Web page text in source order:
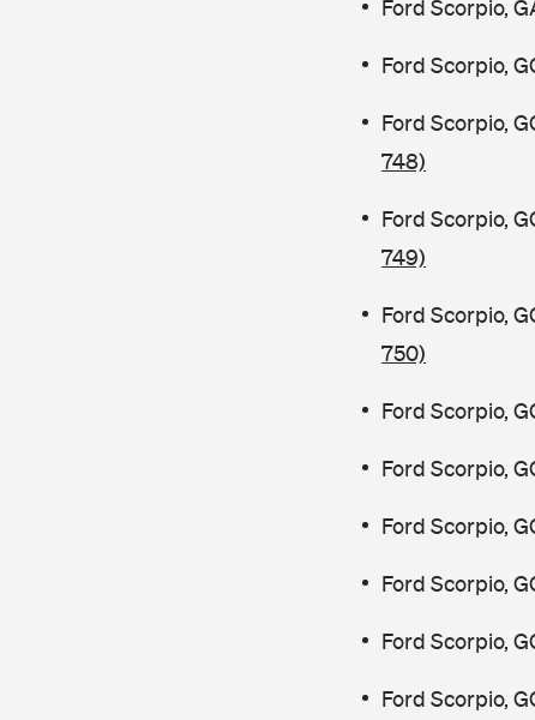
Ford Scorpio,
Ford Scorpio,
Ford Scorpio,
748)
Ford Scorpio,
749)
Ford Scorpio,
750)
Ford Scorpio,
Ford Scorpio,
Ford Scorpio,
Ford Scorpio,
Ford Scorpio,
Ford Scorpio,